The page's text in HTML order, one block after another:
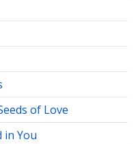
of Love
in You